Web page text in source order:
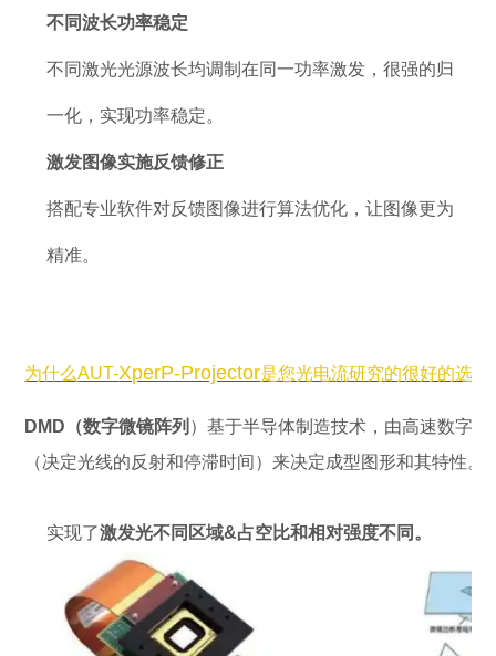
不同波长功率稳定
不同激光光源波长均调制在同一功率激发，很强的归
一化，实现功率稳定。
激发图像实施反馈修正
搭配专业软件对反馈图像进行算法优化，让图像更为
精准。
为什么AUT-XperP-Projector是您光电流研究的很好的选择
DMD（数字微镜阵列 ）基于半导体制造技术，由高速数字
（决定光线的反射和停滞时间）来决定成型图形和其特性。
实现了激发光不同区域&占空比和相对强度不同。